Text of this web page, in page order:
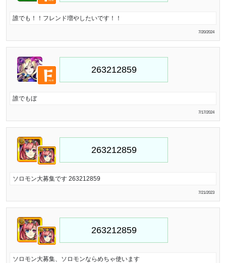
誰でも！！フレンド増やしたいです！！
7/20/2024
誰でもぼ
7/17/2024
ソロモン大募集です 263212859
7/21/2023
ソロモン大募集、ソロモンならめちゃ使います